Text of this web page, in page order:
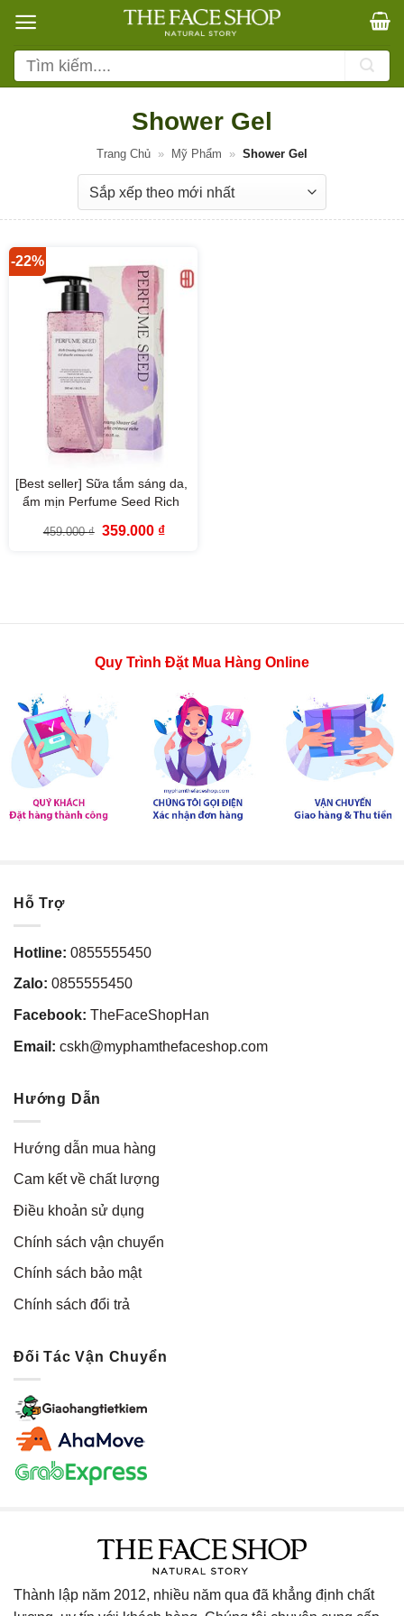
qua
nội
dung
Tìm
kiếm:
Shower Gel
Trang Chủ » Mỹ Phẩm » Shower Gel
-22%
[Best seller] Sữa tắm sáng da,
ẩm mịn Perfume Seed Rich
Shop (300ml)
459.000₫ Giá
359.000 ₫Giá
Quy Trình Đặt Mua Hàng Online
Hỗ Trợ
Hotline: 0855555450
Zalo: 0855555450
Facebook: TheFaceShopHan
Email: cskh@myphamthefaceshop.com
Hướng Dẫn
Hướng dẫn mua hàng
Cam kết về chất lượng
Điều khoản sử dụng
Chính sách vận chuyển
Chính sách bảo mật
Chính sách đổi trả
Đối Tác Vận Chuyển
Thành lập năm 2012, nhiều năm qua đã khẳng định chất